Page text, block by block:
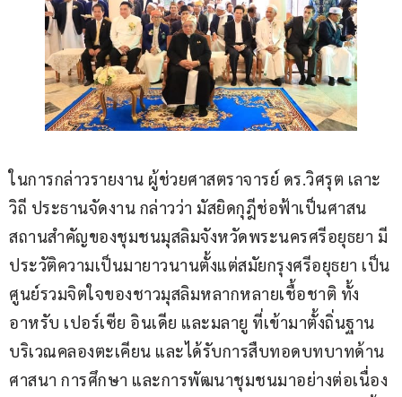
ในการกล่าวรายงาน ผู้ช่วยศาสตราจารย์ ดร.วิศรุต เลาะ
วิถี ประธานจัดงาน กล่าวว่า มัสยิดกุฎีช่อฟ้าเป็นศาสน
สถานสำคัญของชุมชนมุสลิมจังหวัดพระนครศรีอยุธยา มี
ประวัติความเป็นมายาวนานตั้งแต่สมัยกรุงศรีอยุธยา เป็น
ศูนย์รวมจิตใจของชาวมุสลิมหลากหลายเชื้อชาติ ทั้ง
อาหรับ เปอร์เซีย อินเดีย และมลายู ที่เข้ามาตั้งถิ่นฐาน
บริเวณคลองตะเคียน และได้รับการสืบทอดบทบาทด้าน
ศาสนา การศึกษา และการพัฒนาชุมชนมาอย่างต่อเนื่อง